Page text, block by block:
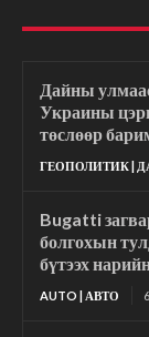
Дайны
Украины
төслөөр
ГЕОПОЛИТИК |
Bugatti
болгохын
бүтээх
AUTO | АВТО